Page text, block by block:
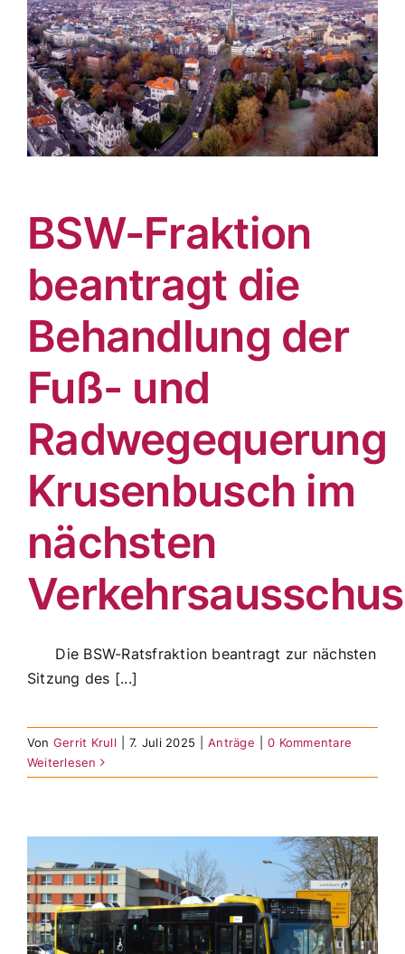
BSW-Fraktion
beantragt die
Behandlung der
Fuß- und
Radwegequerung
Krusenbusch im
nächsten
Die BSW-Ratsfraktion beantragt zur nächsten
Sitzung des [...]
Von Gerrit Krull 7. Juli 2025 Anträge
0 Kommentare
Weiterlesen